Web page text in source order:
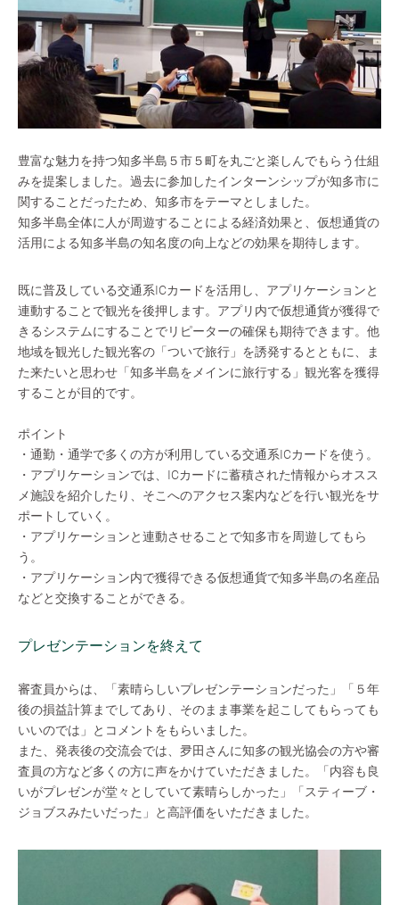
豊富な魅力を持つ知多半島５市５町を丸ごと楽しんでもらう仕組
みを提案しました。過去に参加したインターンシップが知多市に
関することだったため、知多市をテーマとしました。
知多半島全体に人が周遊することによる経済効果と、仮想通貨の
活用による知多半島の知名度の向上などの効果を期待します。
既に普及している交通系ICカードを活用し、アプリケーションと
連動することで観光を後押します。アプリ内で仮想通貨が獲得で
きるシステムにすることでリピーターの確保も期待できます。他
地域を観光した観光客の「ついで旅行」を誘発するとともに、ま
た来たいと思わせ「知多半島をメインに旅行する」観光客を獲得
することが目的です。
ポイント
・通勤・通学で多くの方が利用している交通系ICカードを使う。
・アプリケーションでは、ICカードに蓄積された情報からオスス
メ施設を紹介したり、そこへのアクセス案内などを行い観光をサ
ポートしていく。
・アプリケーションと連動させることで知多市を周遊してもら
う。
・アプリケーション内で獲得できる仮想通貨で知多半島の名産品
などと交換することができる。
プレゼンテーションを終えて
審査員からは、「素晴らしいプレゼンテーションだった」「５年
後の損益計算までしてあり、そのまま事業を起こしてもらっても
いいのでは」とコメントをもらいました。
また、発表後の交流会では、夛田さんに知多の観光協会の方や審
査員の方など多くの方に声をかけていただきました。「内容も良
いがプレゼンが堂々としていて素晴らしかった」「スティーブ・
ジョブスみたいだった」と高評価をいただきました。